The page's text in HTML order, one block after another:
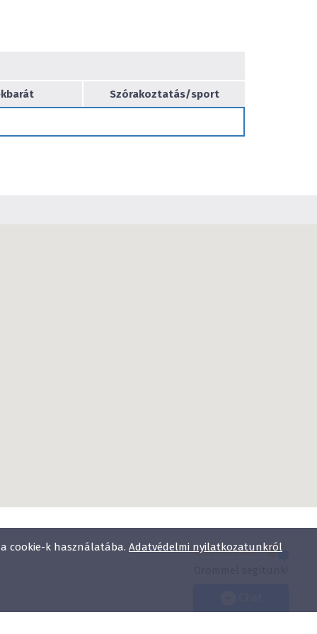
cookie-k használatába. Adatvédelmi nyilatkozatunkról
Kérdésed van?
a Holiday Inn lánc egyetlen magyarországi
Szórakoztatás/sport